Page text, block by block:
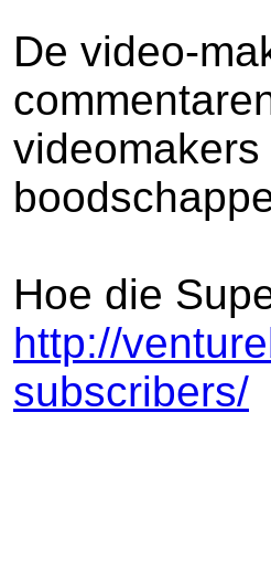
De video-
Hoe die
http://
subscribers/